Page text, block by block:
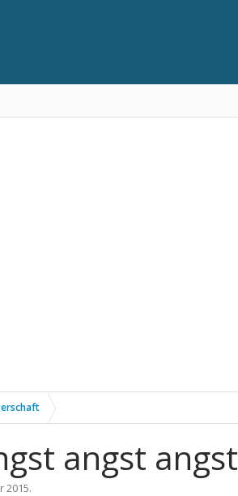
angst angst
2015.